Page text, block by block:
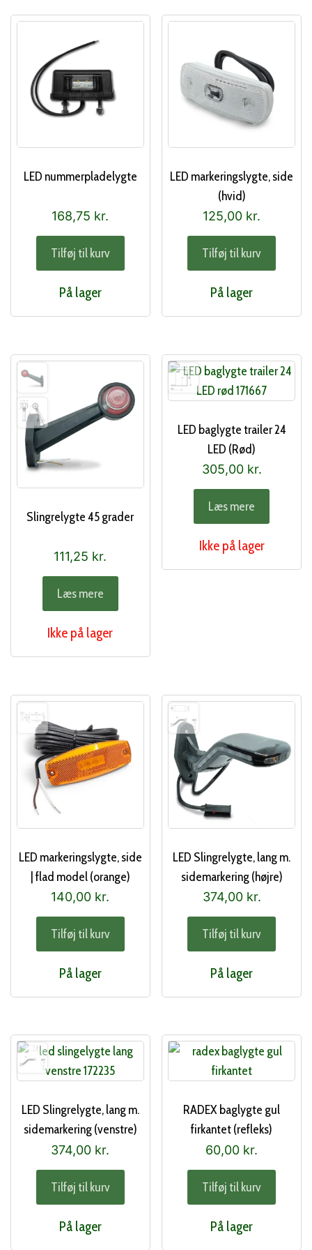
LED nummerpladelygte
168,75 kr.
Tilføj til kurv
På lager
LED markeringslygte, side
(hvid)
125,00 kr.
Tilføj til kurv
På lager
Slingrelygte 45 grader
111,25 kr.
Læs mere
Ikke på lager
LED baglygte trailer 24
LED (Rød)
305,00 kr.
Læs mere
Ikke på lager
LED markeringslygte, side
| flad model (orange)
140,00 kr.
Tilføj til kurv
På lager
LED Slingrelygte, lang m.
sidemarkering (højre)
374,00 kr.
Tilføj til kurv
På lager
LED Slingrelygte, lang m.
sidemarkering (venstre)
374,00 kr.
Tilføj til kurv
På lager
RADEX baglygte gul
firkantet (refleks)
60,00 kr.
Tilføj til kurv
På lager